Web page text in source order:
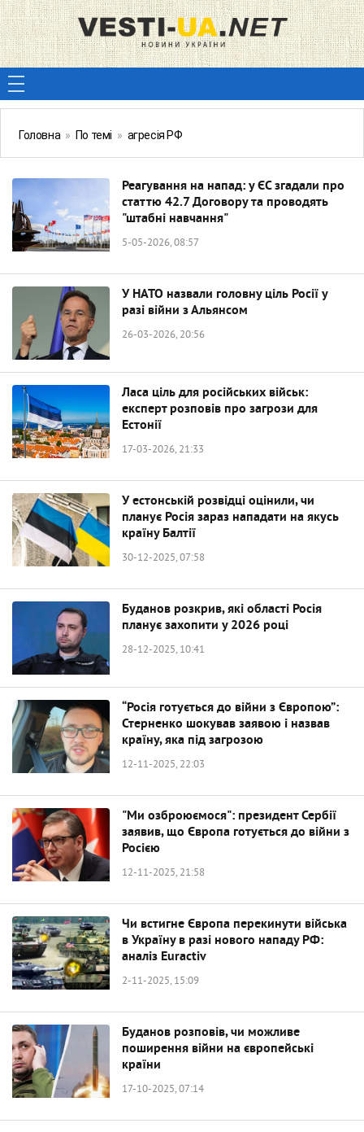
Головна » По темі » агресія РФ
Реагування на напад: у ЄС згадали про
статтю 42.7 Договору та проводять
"штабні навчання"
5-05-2026, 08:57
У НАТО назвали головну ціль Росії у
разі війни з Альянсом
26-03-2026, 20:56
Ласа ціль для російських військ:
експерт розповів про загрози для
Естонії
17-03-2026, 21:33
У естонській розвідці оцінили, чи
планує Росія зараз нападати на якусь
країну Балтії
30-12-2025, 07:58
Буданов розкрив, які області Росія
планує захопити у 2026 році
28-12-2025, 10:41
“Росія готується до війни з Європою”:
Стерненко шокував заявою і назвав
країну, яка під загрозою
12-11-2025, 22:03
"Ми озброюємося": президент Сербії
заявив, що Європа готується до війни з
Росією
12-11-2025, 21:58
Чи встигне Європа перекинути війська
в Україну в разі нового нападу РФ:
аналіз Euractiv
2-11-2025, 15:09
Буданов розповів, чи можливе
поширення війни на європейські
країни
17-10-2025, 07:14